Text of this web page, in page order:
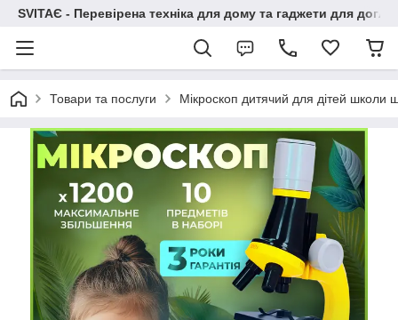
SVITAЄ - Перевірена техніка для дому та гаджети для
Товари та послуги Мікроскоп дитячий для дітей школи